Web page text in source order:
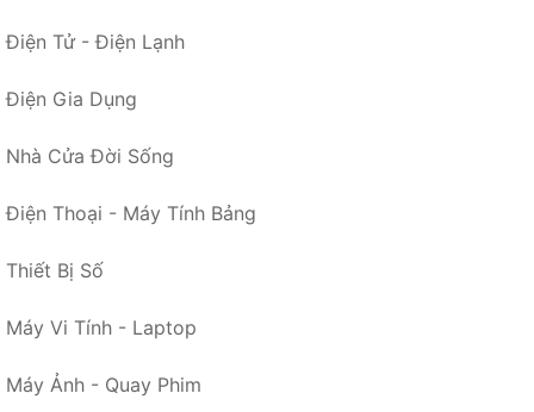
Điện Tử - Điện Lạnh
Điện Gia Dụng
Nhà Cửa Đời Sống
Điện Thoại - Máy Tính Bảng
Thiết Bị Số
Máy Vi Tính - Laptop
Máy Ảnh - Quay Phim